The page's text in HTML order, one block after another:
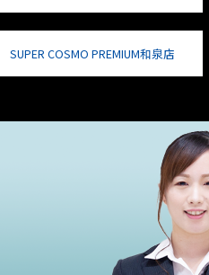
SUPER COSMO PREMIUM和泉店